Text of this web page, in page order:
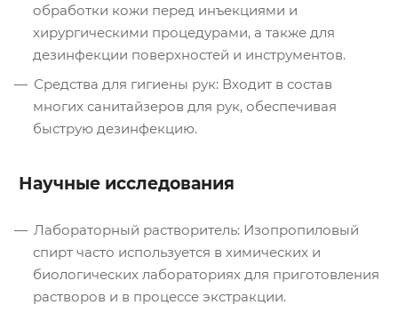
обработки кожи перед инъекциями и
хирургическими процедурами, а также для
дезинфекции поверхностей и инструментов.
Средства для гигиены рук: Входит в состав
многих санитайзеров для рук, обеспечивая
быструю дезинфекцию.
Научные исследования
Лабораторный растворитель: Изопропиловый
спирт часто используется в химических и
биологических лабораториях для приготовления
растворов и в процессе экстракции.